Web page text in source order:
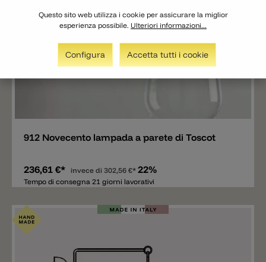
912 Novecento lampada a parete di Toscot
236,61 €* invece di 302,56 €* 22%
Tempo di consegna 21 giorni lavorativi
Questo sito web utilizza i cookie per assicurare la miglior
esperienza possibile. Ulteriori informazioni...
Configura Accetta tutti i cookie